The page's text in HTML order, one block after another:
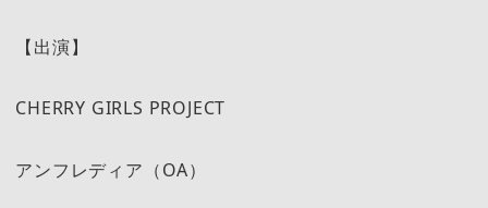
【出演】
CHERRY GIRLS PROJECT
アンフレディア（OA）